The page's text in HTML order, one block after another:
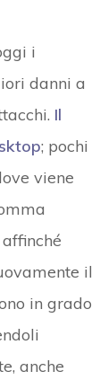
i
danni a
Il
; pochi
viene
il
in grado
anche